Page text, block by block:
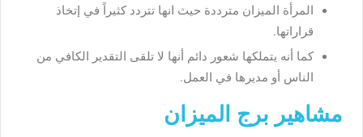
المرأة الميزان مترددة حيث انها تتردد كثيراً في إتخاذ
قراراتها.
كما أنه يتملكها شعور دائم أنها لا تلقى التقدير الكافي من
الناس أو مديرها في العمل.
مشاهير برج الميزان